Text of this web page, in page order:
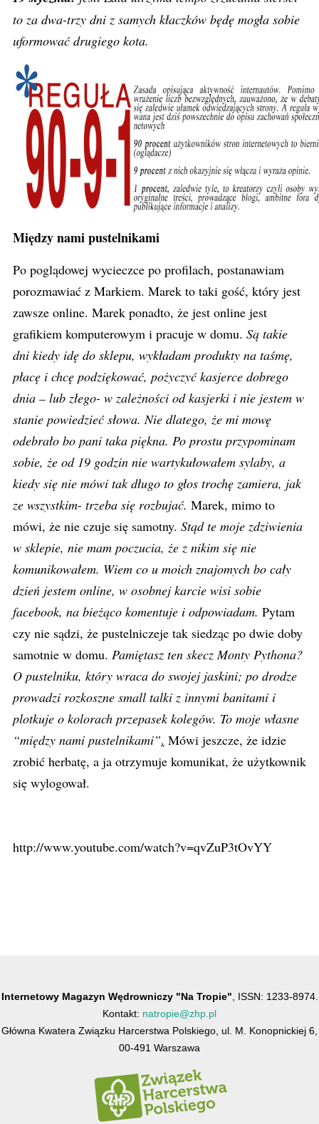
to za dwa-trzy dni z samych kłaczków będę mogła sobie
uformować drugiego kota.
Między nami pustelnikami
Po poglądowej wycieczce po profilach, postanawiam
porozmawiać z Markiem. Marek to taki gość, który jest
zawsze online. Marek ponadto, że jest online jest
grafikiem komputerowym i pracuje w domu. Są takie
dni kiedy idę do sklepu, wykładam produkty na taśmę,
płacę i chcę podziękować, pożyczyć kasjerce dobrego
dnia – lub złego- w zależności od kasjerki i nie jestem w
stanie powiedzieć słowa. Nie dlatego, że mi mowę
odebrało bo pani taka piękna. Po prostu przypominam
sobie, że od 19 godzin nie wartykułowałem sylaby, a
kiedy się nie mówi tak długo to głos trochę zamiera, jak
ze wszystkim- trzeba się rozbujać. Marek, mimo to
mówi, że nie czuje się samotny. Stąd te moje zdziwienia
w sklepie, nie mam poczucia, że z nikim się nie
komunikowałem. Wiem co u moich znajomych bo cały
dzień jestem online, w osobnej karcie wisi sobie
facebook, na bieżąco komentuje i odpowiadam. Pytam
czy nie sądzi, że pustelniczeje tak siedząc po dwie doby
samotnie w domu. Pamiętasz ten skecz Monty Pythona?
O pustelniku, który wraca do swojej jaskini; po drodze
prowadzi rozkoszne small talki z innymi banitami i
plotkuje o kolorach przepasek kolegów. To moje własne
“między nami pustelnikami”. Mówi jeszcze, że idzie
zrobić herbatę, a ja otrzymuje komunikat, że użytkownik
się wylogował.
http://www.youtube.com/watch?v=qvZuP3tOvYY
Internetowy Magazyn Wędrowniczy "Na Tropie" , ISSN: 1233-8974.
Kontakt: natropie@zhp.pl
Główna Kwatera Związku Harcerstwa Polskiego, ul. M. Konopnickiej 6,
00-491 Warszawa